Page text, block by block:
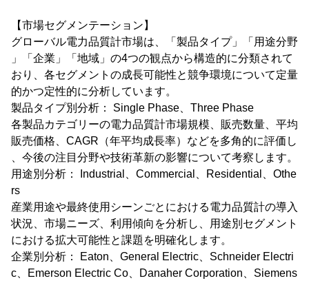
【市場セグメンテーション】
グローバル電力品質計市場は、「製品タイプ」「用途分野
」「企業」「地域」の4つの観点から構造的に分類されて
おり、各セグメントの成長可能性と競争環境について定量
的かつ定性的に分析しています。
製品タイプ別分析： Single Phase、Three Phase
各製品カテゴリーの電力品質計市場規模、販売数量、平均
販売価格、CAGR（年平均成長率）などを多角的に評価し
、今後の注目分野や技術革新の影響について考察します。
用途別分析： Industrial、Commercial、Residential、Othe
rs
産業用途や最終使用シーンごとにおける電力品質計の導入
状況、市場ニーズ、利用傾向を分析し、用途別セグメント
における拡大可能性と課題を明確化します。
企業別分析： Eaton、General Electric、Schneider Electri
c、Emerson Electric Co、Danaher Corporation、Siemens